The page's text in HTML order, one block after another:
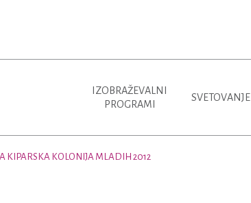
IZOBRAŽEVALNI
PROGRAMI
SVETOVANJE
KIPARSKA KOLONIJA MLADIH 2012